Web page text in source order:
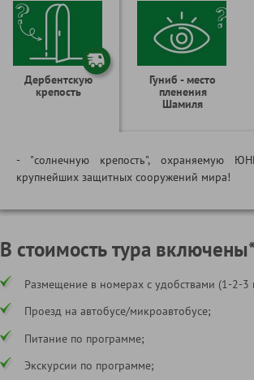
Дербентскую
крепость
Гуниб - место
пленения
Шамиля
- "солнечную крепость", охраняемую
крупнейших защитных сооружений мира!
В стоимость тура
Размещение в номерах с удобствами (1-2-3
Проезд на автобусе/микроавтобусе;
Питание по программе;
Экскурсии по программе;